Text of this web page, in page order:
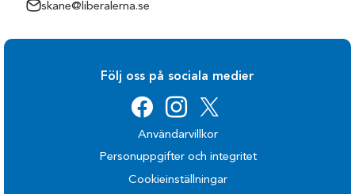
skane@liberalerna.se
Följ oss på sociala medier
Användarvillkor
Personuppgifter och integritet
Cookieinställningar